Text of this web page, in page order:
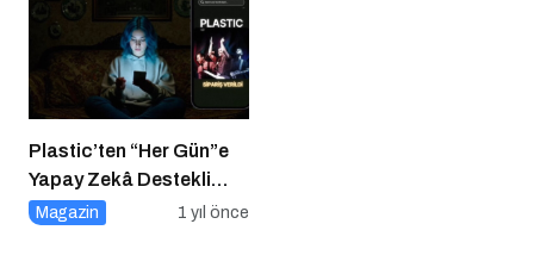
Plastic’ten “Her Gün”e
Yapay Zekâ Destekli
Müzik Videosu
Magazin 1 yıl önce